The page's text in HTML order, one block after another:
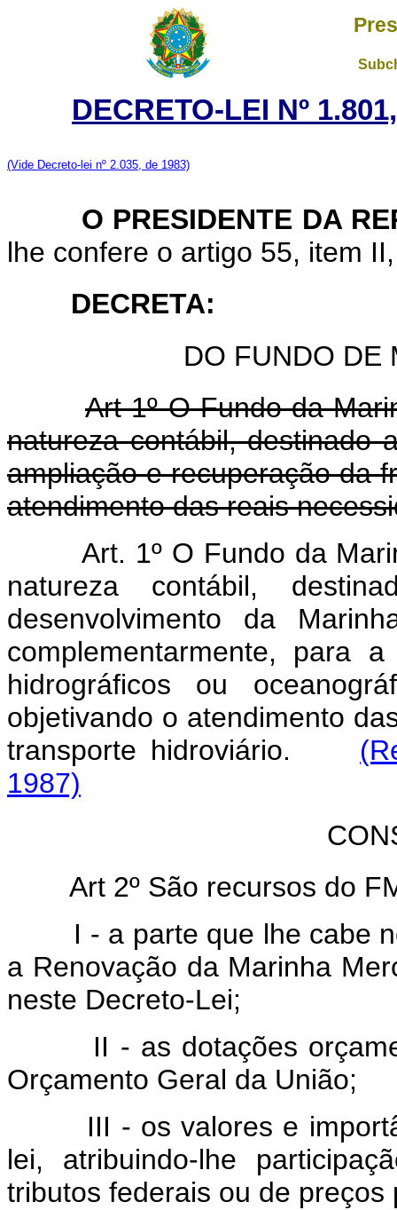
DECRETO-LEI Nº
(Vide Decreto-lei nº 2.035, de 1983)
O PRESIDENTE DA
lhe confere o artigo 55, item
DECRETA:
DO FUNDO DE
Art 1º O Fundo da
natureza contábil, destinado
ampliação e recuperação da
atendimento das reais
Art. 1º O Fundo da
natureza contábil,
desenvolvimento da
complementarmente, para
hidrográficos ou
objetivando o atendimento
transporte hidroviário.
1987)
Art 2º São recursos do
I - a parte que lhe cabe no
a Renovação da Marinha
neste Decreto-Lei;
II - as dotações
Orçamento Geral da União;
III - os valores e
lei, atribuindo-lhe
tributos federais ou de preços